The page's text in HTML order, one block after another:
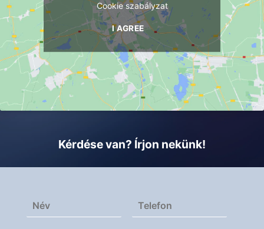
Cookie szabályzat
I AGREE
Kérdése van? Írjon nekünk!